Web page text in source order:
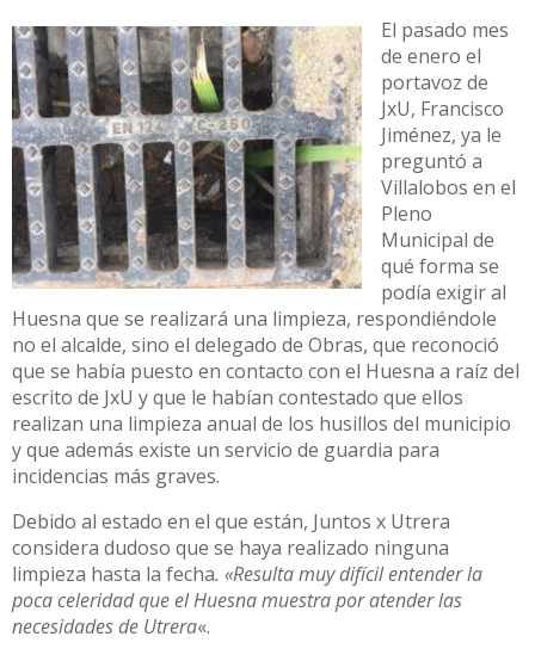
El pasado mes
de enero el
portavoz de
JxU, Francisco
Jiménez, ya le
preguntó a
Villalobos en el
Pleno
Municipal de
qué forma se
podía exigir al
Huesna que se realizará una limpieza, respondiéndole
no el alcalde, sino el delegado de Obras, que reconoció
que se había puesto en contacto con el Huesna a raíz del
escrito de JxU y que le habían contestado que ellos
realizan una limpieza anual de los husillos del municipio
y que además existe un servicio de guardia para
incidencias más graves.
Debido al estado en el que están, Juntos x Utrera
considera dudoso que se haya realizado ninguna
limpieza hasta la fecha. «Resulta muy difícil entender la
poca celeridad que el Huesna muestra por atender las
necesidades de Utrera«.